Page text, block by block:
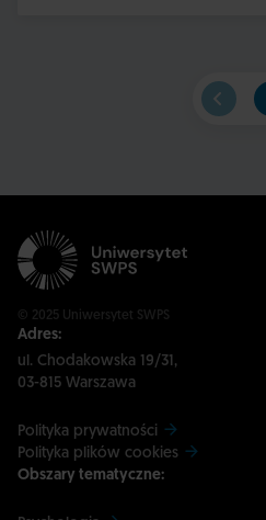
© 2025 Uniwersytet SWPS
Adres:
ul. Chodakowska 19/31,
03-815 Warszawa
Polityka prywatności
Polityka plików cookies
Obszary tematyczne: